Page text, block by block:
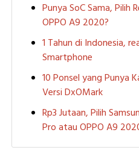
Punya SoC Sama, Pilih
OPPO A9 2020?
1 Tahun di Indonesia,
Smartphone
10 Ponsel yang Punya
Versi DxOMark
Rp3 Jutaan, Pilih
Pro atau OPPO A9